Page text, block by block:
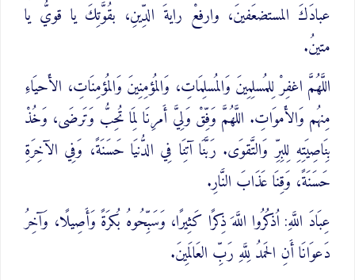
عبادَكَ المستضعَفينَ، وارفعْ رايةَ الدِّينِ، بقُوَّتِكَ يا قويُّ يا
متينُ.
اللَّهُمَّ اغفِرْ لِلمُسلِمِينَ وَالمُسلِمَاتِ، وَالمُؤمِنِينَ وَالمُؤمِنَاتِ، الأَحيَاءِ
مِنهُم وَالأَموَاتِ. اللَّهُمَّ وَفِّقْ وَلِيَّ أَمرِنَا لِمَا تُحِبُّ وَتَرضَى، وَخُذْ
بِنَاصِيَتِهِ لِلبِرِّ وَالتَّقوَى. رَبَّنَا آتِنَا فِي الدُّنيَا حَسَنَةً، وَفِي الآخِرَةِ
حَسَنَةً، وَقِنَا عَذَابَ النَّارِ.
عِبَادَ اللَّهِ: اُذكُرُوا اللَّهَ ذِكرًا كَثِيرًا، وَسَبِّحُوهُ بُكرَةً وَأَصِيلًا، وَآخِرُ
دَعوَانَا أَنِ الحَمدُ لِلَّهِ رَبِّ العَالَمِينَ.